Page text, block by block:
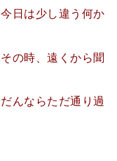
日は少し違う何か
の時、遠くから聞
んならただ通り過